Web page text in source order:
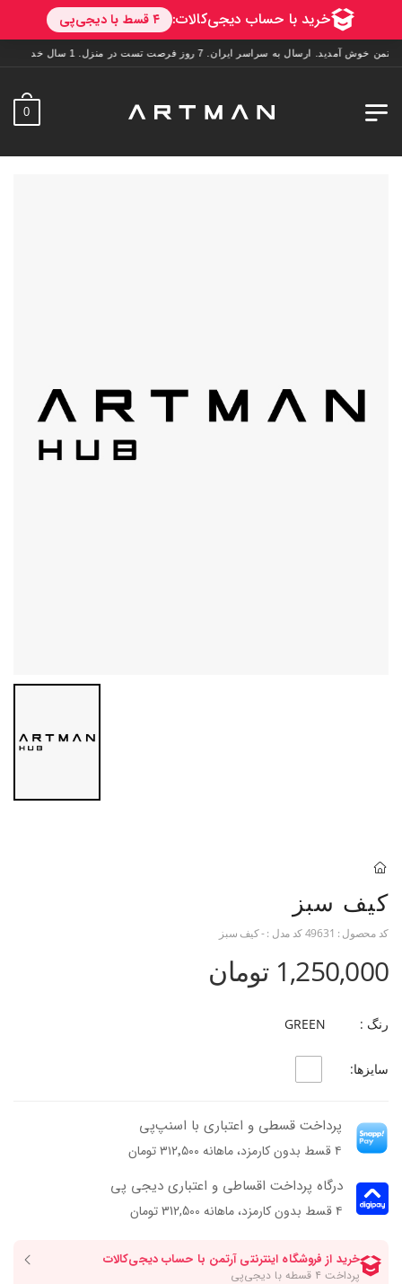
آمدید. ارسال به سراسر ایران. 7 روز فرصت تست در منزل. 1 سال خدمات پس از فروش.
0
کیف سبز
کد محصول : 49631کد مدل :- کیف سبز
1,250,000 تومان
رنگ : GREEN
سایزها:
پرداخت قسطی و اعتباری با اسنپ‌پی
۴ قسط بدون کارمزد، ماهانه ۳۱۲٬۵۰۰ تومان
درگاه پرداخت اقساطی و اعتباری دیجی پی
۴ قسط بدون کارمزد، ماهانه 312,500 تومان